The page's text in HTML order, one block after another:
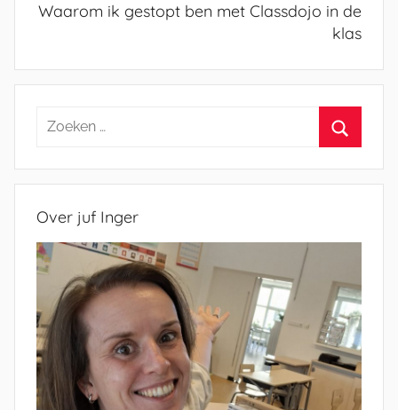
Waarom ik gestopt ben met Classdojo in de
klas
Zoeken
Over juf Inger